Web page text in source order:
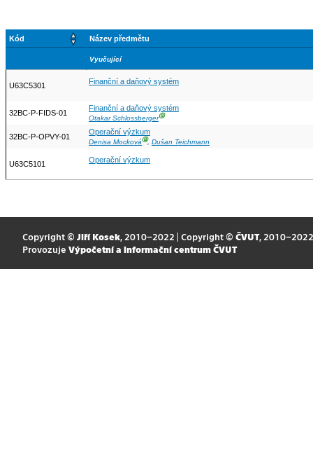
Kód Název předmětu
Vyučující
U63C5301 Finanční a daňový systém
32BC-P-FIDS-01
Finanční a daňový systém
Otakar SchlossbergerⒼ
32BC-P-OPVY-01
Operační výzkum
Denisa MockováⒼ, Dušan Teichmann
U63C5101 Operační výzkum
Copyright © Jiří Kosek, 2010–2022 | Copyright © ČVUT, 2010–2022
Provozuje Výpočetní a informační centrum ČVUT